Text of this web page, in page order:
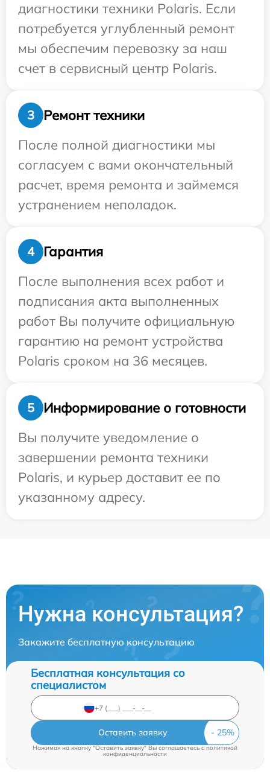
диагностики техники Polaris. Если
потребуется углубленный ремонт
мы обеспечим перевозку за наш
счет в сервисный центр Polaris.
3
Ремонт техники
После полной диагностики мы
согласуем с вами окончательный
расчет, время ремонта и займемся
устранением неполадок.
4
Гарантия
После выполнения всех работ и
подписания акта выполненных
работ Вы получите официальную
гарантию на ремонт устройства
Polaris сроком на 36 месяцев.
5
Информирование о готовности
Вы получите уведомление о
завершении ремонта техники
Polaris, и курьер доставит ее по
указанному адресу.
Нужна консультация?
Закажите бесплатную консультацию
Бесплатная консультация со
специалистом
Оставить заявку
Нажимая на кнопку "Оставить заявку" Вы соглашаетесь cполитикой
конфиденциальности